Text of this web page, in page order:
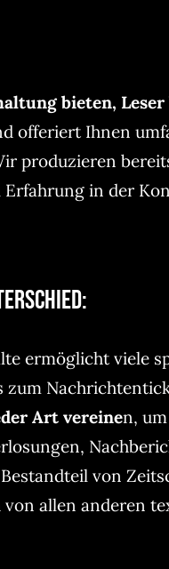
bieten, Leser
offeriert Ihnen
produzieren
in der
ermöglicht viele
zum
Art vereinen,
von
allen anderen